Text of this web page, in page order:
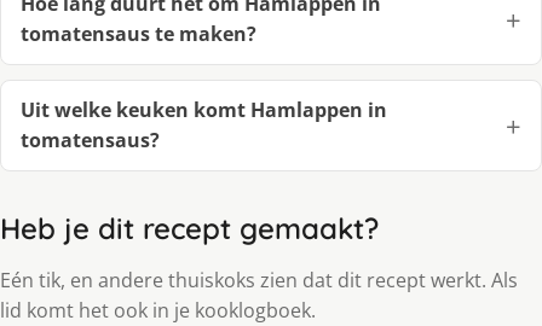
tomatensaus te maken?
Uit welke keuken komt Hamlappen in
tomatensaus?
Heb je dit recept gemaakt?
Eén tik, en andere thuiskoks zien dat dit recept werkt. Als
lid komt het ook in je kooklogboek.